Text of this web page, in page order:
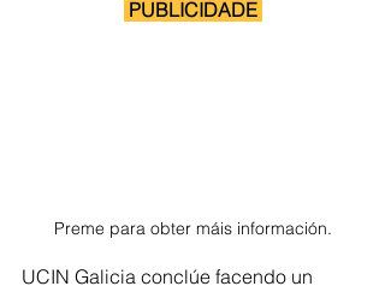
PUBLICIDADE
Preme para obter máis información.
UCIN Galicia conclúe facendo un